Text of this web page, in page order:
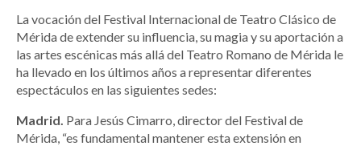
La vocación del Festival Internacional de Teatro Clásico de
Mérida de extender su influencia, su magia y su aportación a
las artes escénicas más allá del Teatro Romano de Mérida le
ha llevado en los últimos años a representar diferentes
espectáculos en las siguientes sedes:
Madrid. Para Jesús Cimarro, director del Festival de
Mérida, “es fundamental mantener esta extensión en